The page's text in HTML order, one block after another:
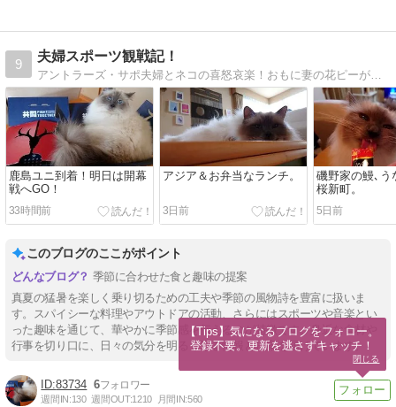
9
夫婦スポーツ観戦記！
アントラーズ・サポ夫婦とネコの喜怒哀楽！おもに妻の花ピーが、アントラーズ・旅行・料理などについてお気ままに綴ってま〜すｗ
鹿島ユニ到着！明日は開幕
戦へGO！
33時間前
アジア＆お弁当なランチ。
3日前
磯野家の鰻､う
桜新町。
5日前
このブログのここがポイント
季節に合わせた食と趣味の提案
真夏の猛暑を楽しく乗り切るための工夫や季節の風物詩を豊富に扱いま
す。スパイシーな料理やアウトドアの活動、さらにはスポーツや音楽とい
った趣味を通じて、華やかに季節感を伝えるのが特徴です。身近な食材や
行事を切り口に、日々の気分を明るく彩る情報と提案を届けています。
83734 6
週間IN:130 週間OUT:1210 月間IN:560
【Tips】気になるブログをフォロー。
登録不要。更新を逃さずキャッチ！
閉じる